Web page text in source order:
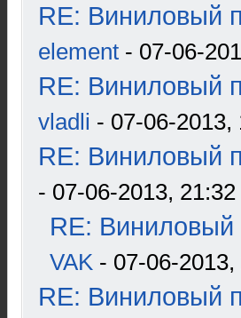
RE: Виниловый
element - 07-06-
RE: Виниловый
vladli - 07-06-2013,
RE: Виниловый
- 07-06-2013, 21:32
RE: Виниловый
VAK - 07-06-2013,
RE: Виниловый